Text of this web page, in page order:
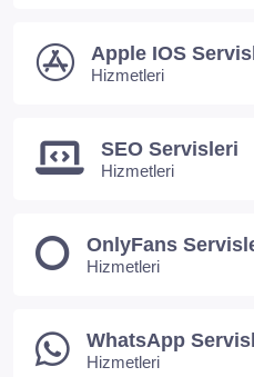
Apple IOS
Hizmetleri
SEO Servisleri
Hizmetleri
OnlyFans
Hizmetleri
WhatsApp
Hizmetleri